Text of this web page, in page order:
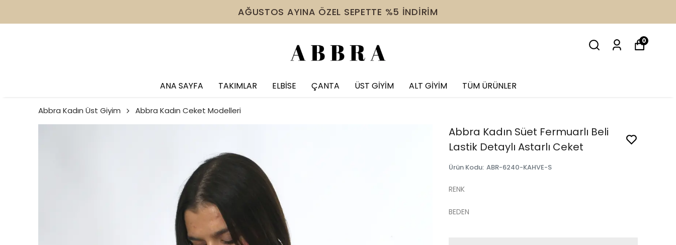
2 VE ÜZERİ ÜRÜNDE TÜM İNDİRİMLERE EK %10 İNDİRİM
ANA SAYFA TAKIMLAR ELBİSE ÇANTA ÜST GİYİM ALT GİYİM TÜM ÜRÜNLER
0
Abbra Kadın Üst Giyim Abbra Kadın Ceket Modelleri
Abbra Kadın Süet Fermuarlı Beli
Lastik Detaylı Astarlı Ceket
Ürün Kodu: ABR-6240-KAHVE-S
RENK
BEDEN